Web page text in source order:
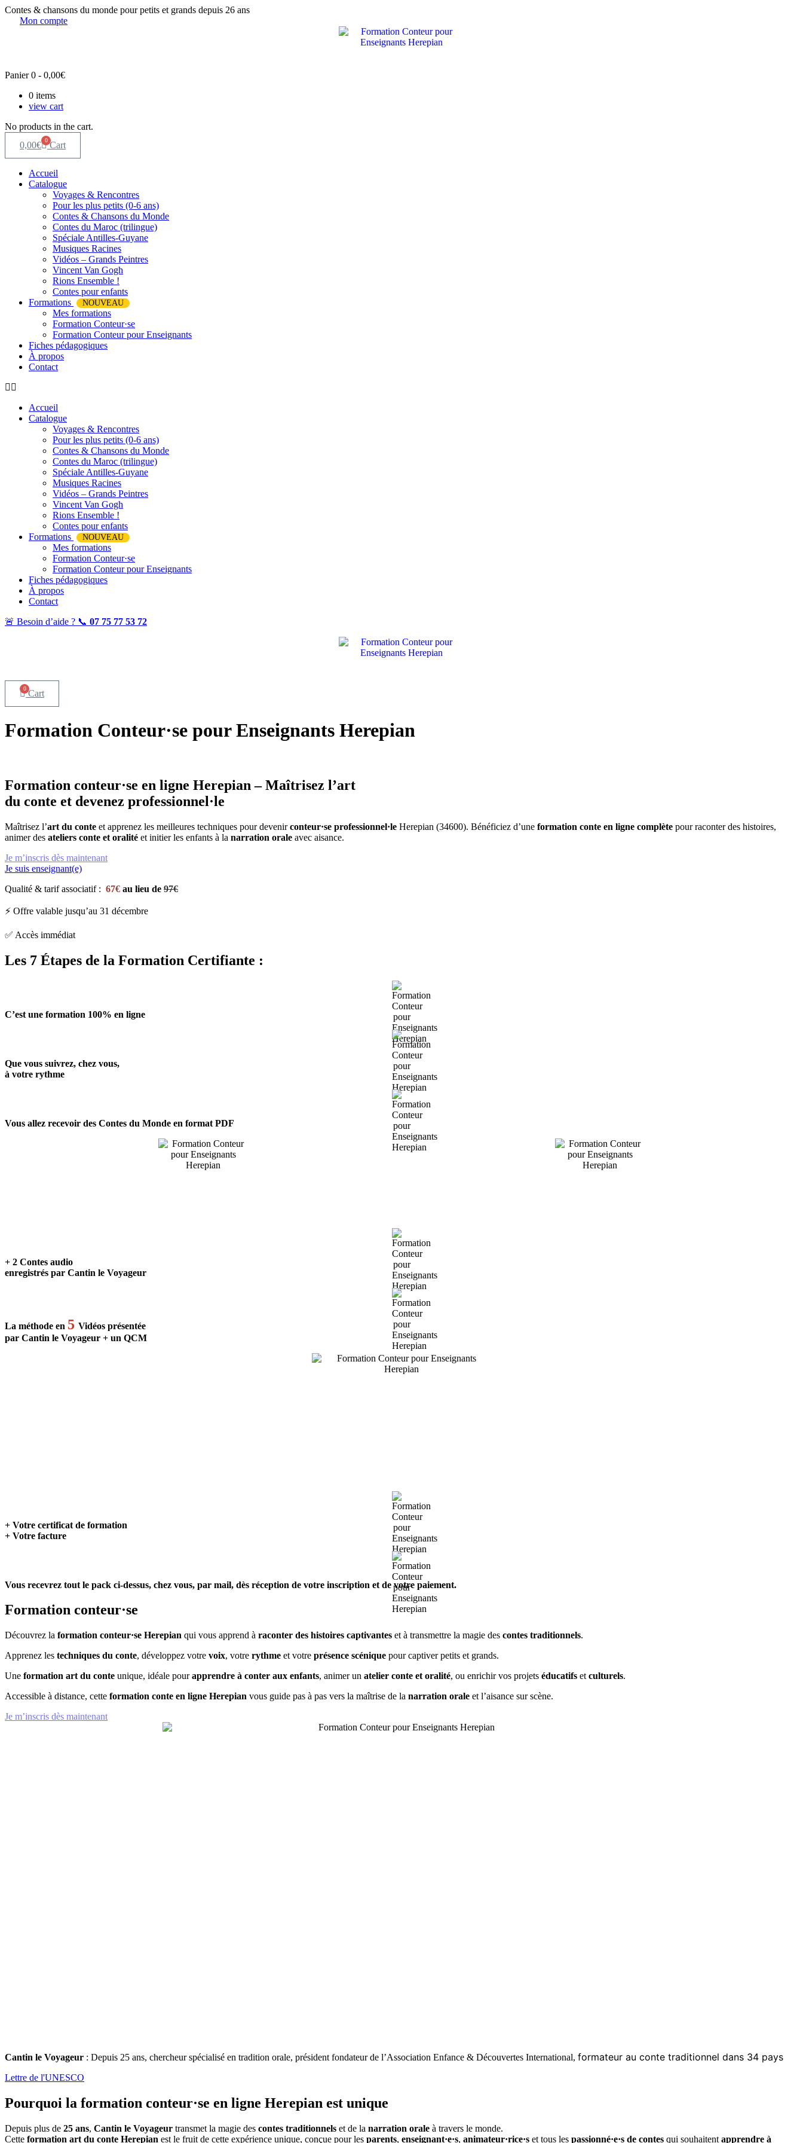
Aller
Contes & chansons du monde pour petits et grands depuis 26 ans
Mon compte
Panier 0 - 0,00€
0 items
view cart
No products in the cart.
0,00€ 0 Cart
Accueil
Catalogue
Voyages & Rencontres
Pour les plus petits (0-6 ans)
Contes & Chansons du Monde
Contes du Maroc (trilingue)
Spéciale Antilles-Guyane
Musiques Racines
Vidéos – Grands Peintres
Vincent Van Gogh
Rions Ensemble !
Contes pour enfants
Formations
NOUVEAU
Mes formations
Formation Conteur·se
Formation Conteur pour Enseignants
Fiches pédagogiques
À propos
Contact
Accueil
Catalogue
Voyages & Rencontres
Pour les plus petits (0-6 ans)
Contes & Chansons du Monde
Contes du Maroc (trilingue)
Spéciale Antilles-Guyane
Musiques Racines
Vidéos – Grands Peintres
Vincent Van Gogh
Rions Ensemble !
Contes pour enfants
Formations
NOUVEAU
Mes formations
Formation Conteur·se
Formation Conteur pour Enseignants
Fiches pédagogiques
À propos
Contact
🚨 Besoin d’aide ? 📞 07 75 77 53 72
0 Cart
Formation Conteur·se pour Enseignants Herepian
Formation conteur·se en ligne Herepian – Maîtrisez l’art
du conte et devenez professionnel·le
Maîtrisez l’art du conte et apprenez les meilleures techniques pour devenirconteur·se professionnel·le Herepian (34600). Bénéficiez d’une formation conte en ligne complète pour raconter des histoires,
animer des ateliers conte et oralité et initier les enfants à la narration orale avec aisance.
Je m’inscris dès maintenant
Je suis enseignant(e)
Qualité & tarif associatif : 67€ au lieu de 97€
⚡ Offre valable jusqu’au 31 décembre
✅ Accès immédiat
Les 7 Étapes de la Formation Certifiante :
C’est une formation 100% en ligne
Que vous suivrez, chez vous,
à votre rythme
Vous allez recevoir des Contes du Monde en format PDF
+ 2 Contes audio
enregistrés par Cantin le Voyageur
La méthode en 5 Vidéos présentée
par Cantin le Voyageur + un QCM
+ Votre certificat de formation
+ Votre facture
Vous recevrez tout le pack ci-dessus, chez vous, par mail, dès réception de votre inscription et de votre paiement.
Formation conteur·se
Découvrez la formation conteur·se Herepian qui vous apprend à raconter des histoires captivantes et à transmettre la magie des contes traditionnels.
Apprenez les techniques du conte, développez votre voix, votre rythme et votre présence scénique pour captiver petits et grands.
Une formation art du conte unique, idéale pourapprendre à conter aux enfants, animer un atelier conte et oralité, ou enrichir vos projets éducatifs et culturels.
Accessible à distance, cette formation conte en ligne Herepian vous guide pas à pas vers la maîtrise de la narration orale et l’aisance sur scène.
Je m’inscris dès maintenant
Cantin le Voyageur : Depuis 25 ans, chercheur spécialisé en tradition orale, président fondateur de l’Association Enfance & Découvertes International, formateur au conte traditionnel dans 34 pays
Lettre de l'UNESCO
Pourquoi la formation conteur·se en ligne Herepian est unique
Depuis plus de 25 ans, Cantin le Voyageur transmet la magie des contes traditionnels et de la narration orale à travers le monde.
Cette formation art du conte Herepian est le fruit de cette expérience unique, conçue pour les parents, enseignant·e·s, animateur·rice·s et tous les passionné·e·s de contes qui souhaitent apprendre à